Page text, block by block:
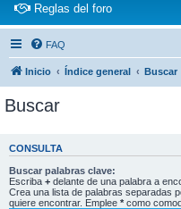
Reglas del foro(Opens a new
FAQ
Inicio Índice general Buscar
Buscar
CONSULTA
Buscar palabras clave:
Escriba + delante de una palabra a
Crea una lista de palabras separadas
quiere encontrar. Emplee * como